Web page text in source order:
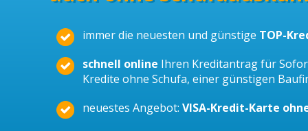
Selbstständige Kredit
Dispokredit
Beamtendarlehen
Kreditzusammenfassung
immer die neuesten und günstige TOP-
schnell online Ihren Kreditantrag für
Kredite ohne Schufa, einer günstigen
neuestes Angebot: VISA-Kredit-Karte